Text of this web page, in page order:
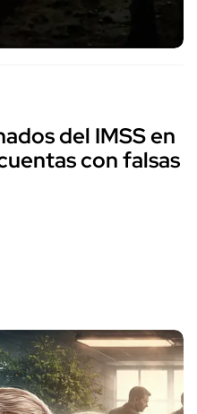
del IMSS en
con falsas